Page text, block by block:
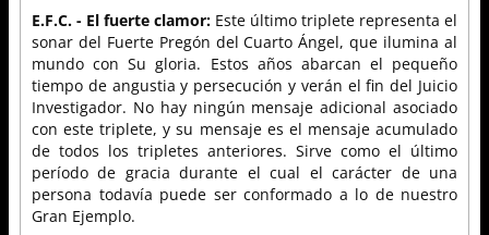
E.F.C. - El fuerte clamor: Este último triplete representa el
sonar del Fuerte Pregón del Cuarto Ángel, que ilumina al
mundo con Su gloria. Estos años abarcan el pequeño
tiempo de angustia y persecución y verán el fin del Juicio
Investigador. No hay ningún mensaje adicional asociado
con este triplete, y su mensaje es el mensaje acumulado
de todos los tripletes anteriores. Sirve como el último
período de gracia durante el cual el carácter de una
persona todavía puede ser conformado a lo de nuestro
Gran Ejemplo.